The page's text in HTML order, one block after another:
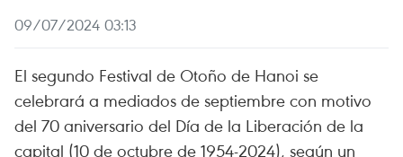
09/07/2024 03:13
El segundo Festival de Otoño de Hanoi se
celebrará a mediados de septiembre con motivo
del 70 aniversario del Día de la Liberación de la
capital (10 de octubre de 1954-2024), según un